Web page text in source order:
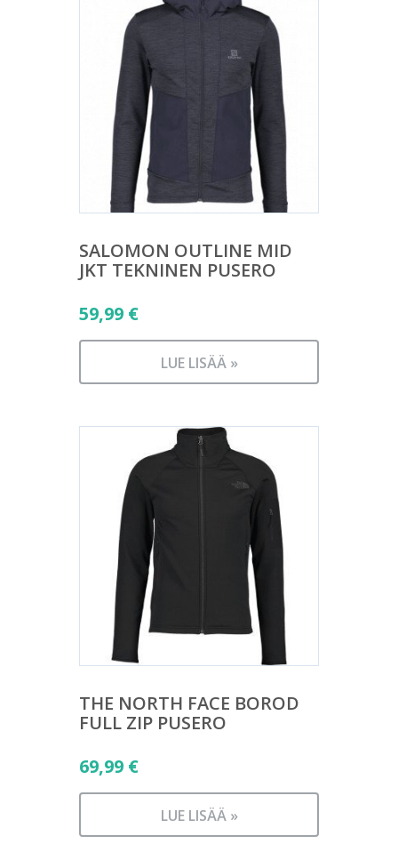
SALOMON OUTLINE MID
JKT TEKNINEN PUSERO
59,99 €
LUE LISÄÄ »
THE NORTH FACE BOROD
FULL ZIP PUSERO
69,99 €
LUE LISÄÄ »